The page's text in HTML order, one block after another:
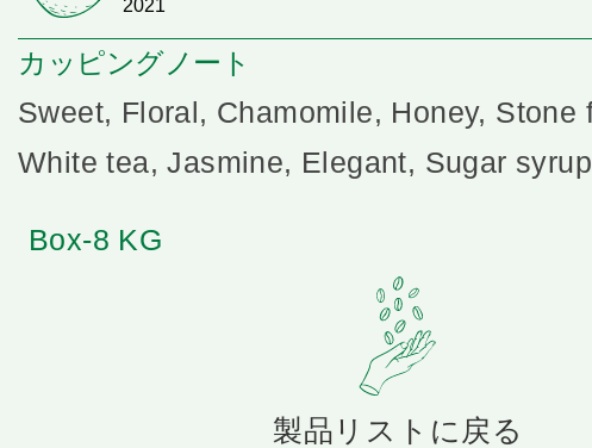
2021
カッピングノート
Sweet, Floral, Chamomile, Honey, Stone
White tea, Jasmine, Elegant, Sugar syrup
Box-8 KG
製品リストに戻る